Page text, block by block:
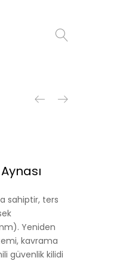
sahiptir, ters
Yeniden
kavrama
güvenlik kilidi